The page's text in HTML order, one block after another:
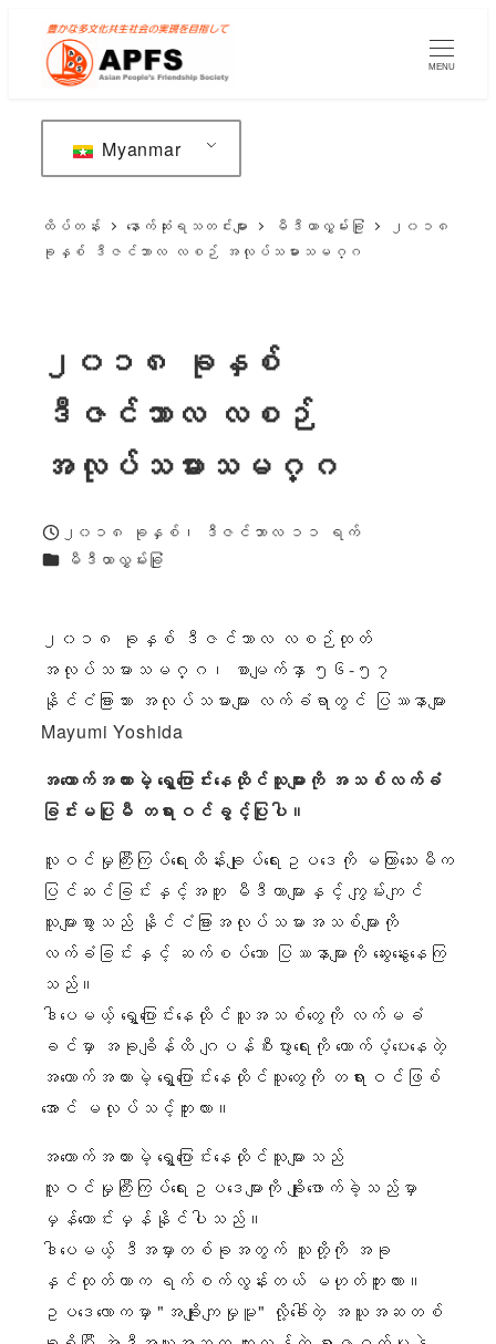
အဓိက
အကြောင်းအရာ
ကျော်သွား
MENU
Myanmar
ထိပ်တန်း နောက်ဆုံးရသတင်းများ မီဒီယာလွှမ်းခြုံ
၂၀၁၈
ခုနှစ် ဒီဇင်ဘာလ လစဉ် အလုပ်သမားသမဂ္ဂ
၂၀၁၈ ခုနှစ်
ဒီဇင်ဘာလ လစဉ်
အလုပ်သမားသမဂ္ဂ
ထုတ်ဝေခဲ့သည်။
၂၀၁၈ ခုနှစ်၊ ဒီဇင်ဘာလ ၁၁ ရက်
ကဏ္ဍများမီဒီယာလွှမ်းခြုံ
၂၀၁၈ ခုနှစ် ဒီဇင်ဘာလ လစဉ်ထုတ်
အလုပ်သမားသမဂ္ဂ၊ စာမျက်နှာ ၅၆-၅၇
နိုင်ငံခြားသား အလုပ်သမားများ လက်ခံရာတွင် ပြဿနာများ
Mayumi Yoshida
အထောက်အထားမဲ့ ရွှေ့ပြောင်းနေထိုင်သူများကို အသစ်လက်ခံ
ခြင်းမပြုမီ တရားဝင်ခွင့်ပြုပါ။
လူဝင်မှုကြီးကြပ်ရေးထိန်းချုပ်ရေးဥပဒေကို မကြာသေးမီက
ပြင်ဆင်ခြင်းနှင့်အတူ မီဒီယာများနှင့် ကျွမ်းကျင်
သူများစွာသည် နိုင်ငံခြားအလုပ်သမားအသစ်များကို
လက်ခံခြင်းနှင့် ဆက်စပ်သော ပြဿနာများကို ဆွေးနွေးနေကြ
သည်။
ဒါပေမယ့် ရွှေ့ပြောင်းနေထိုင်သူအသစ်တွေကို လက်မခံ
ခင်မှာ အခုချိန်ထိ ဂျပန်စီးပွားရေးကို ထောက်ပံ့ပေးနေတဲ့
အထောက်အထားမဲ့ ရွှေ့ပြောင်းနေထိုင်သူတွေကို တရားဝင်ဖြစ်
အောင် မလုပ်သင့်ဘူးလား။
အထောက်အထားမဲ့ ရွှေ့ပြောင်းနေထိုင်သူများသည်
လူဝင်မှုကြီးကြပ်ရေးဥပဒေများကို ချိုးဖောက်ခဲ့သည်မှာ
မှန်ကောင်းမှန်နိုင်ပါသည်။
ဒါပေမယ့် ဒီအမှားတစ်ခုအတွက် သူတို့ကို အခု
နှင်ထုတ်တာက ရက်စက်လွန်းတယ် မဟုတ်ဘူးလား။
ဥပဒေလောကမှာ "အချိုးကျမှုမူ" လို့ခေါ်တဲ့ အယူအဆတစ်